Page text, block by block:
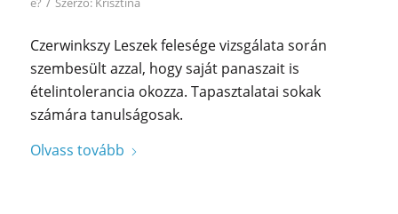
Czerwinkszy Leszek felesége vizsgálata során
szembesült azzal, hogy saját panaszait is
ételintolerancia okozza. Tapasztalatai sokak
számára tanulságosak.
Olvass tovább